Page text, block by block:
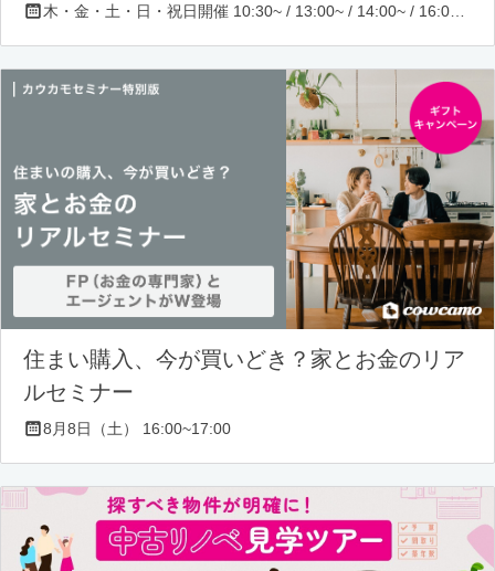
住まい購入、今が買いどき？家とお金のリア
ルセミナー
8月8日（土） 16:00~17:00